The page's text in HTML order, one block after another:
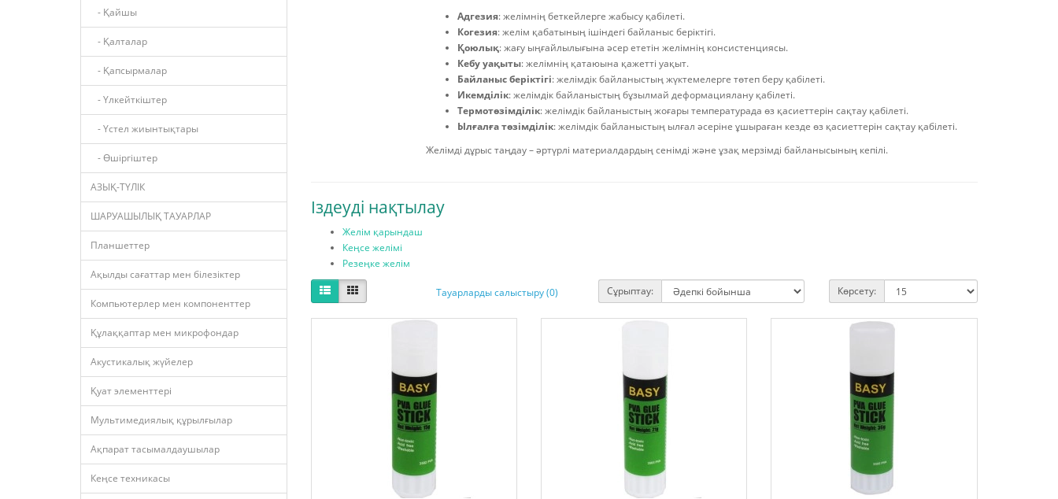
- Қайшы
- Қалталар
- Қапсырмалар
- Үлкейткіштер
- Үстел жиынтықтары
- Өшіргіштер
АЗЫҚ-ТҮЛІК
ШАРУАШЫЛЫҚ ТАУАРЛАР
Планшеттер
Ақылды сағаттар мен білезіктер
Компьютерлер мен компоненттер
Құлаққаптар мен микрофондар
Акустикалық жүйелер
Қуат элементтері
Мультимедиялық құрылғылар
Ақпарат тасымалдаушылар
Кеңсе техникасы
Адгезия: желімнің беткейлерге жабысу қабілеті.
Когезия: желім қабатының ішіндегі байланыс беріктігі.
Қоюлық: жағу ыңғайлылығына әсер ететін желімнің консистенциясы.
Кебу уақыты: желімнің қатаюына қажетті уақыт.
Байланыс беріктігі: желімдік байланыстың жүктемелерге төтеп беру қабілеті.
Икемділік: желімдік байланыстың бұзылмай деформациялану қабілеті.
Термотөзімділік: желімдік байланыстың жоғары температурада өз қасиеттерін сақтау қабілеті.
Ылғалға төзімділік: желімдік байланыстың ылғал әсеріне ұшыраған кезде өз қасиеттерін сақтау қабілеті.
Желімді дұрыс таңдау – әртүрлі материалдардың сенімді және ұзақ мерзімді байланысының кепілі.
Іздеуді нақтылау
Желім қарындаш
Кеңсе желімі
Резеңке желім
Тауарларды салыстыру (0) Сұрыптау: Көрсету: